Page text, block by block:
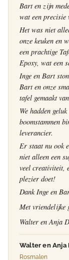
Bart en zijn
wat een precisie
Het was niet
onze keuken en
een prachtige
Epoxy, wat een
Inge en Bart
Bart en onze
tafel gemaakt
We hadden
boomstammen
leverancier.
Er staat nu ook
niet alleen een
veel creativiteit,
plezier doet!
Dank Inge en
Met vriendelijke
Walter en Anja
Walter en Anja
Rosmalen